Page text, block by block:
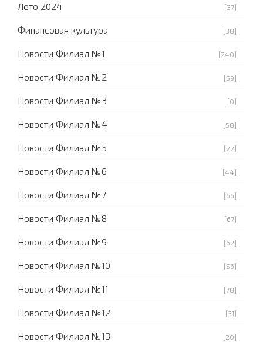
Лето 2024 [37]
Финансовая культура [38]
Новости Филиал №1 [240]
Новости Филиал №2 [59]
Новости Филиал №3 [0]
Новости Филиал №4 [58]
Новости Филиал №5 [22]
Новости Филиал №6 [44]
Новости Филиал №7 [66]
Новости Филиал №8 [67]
Новости Филиал №9 [62]
Новости Филиал №10 [56]
Новости Филиал №11 [78]
Новости Филиал №12 [31]
Новости Филиал №13 [20]